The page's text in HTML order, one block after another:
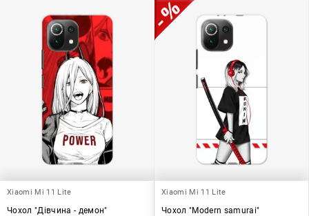
Xiaomi Mi 11 Lite
Чохол "Дівчина - демон"
Xiaomi Mi 11 Lite
Чохол "Modern samurai"